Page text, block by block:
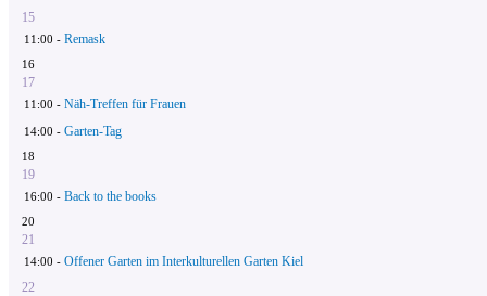
15
11:00 - Remask
16
17
11:00 - Näh-Treffen für Frauen
14:00 - Garten-Tag
18
19
16:00 - Back to the books
20
21
14:00 - Offener Garten im Interkulturellen Garten Kiel
22